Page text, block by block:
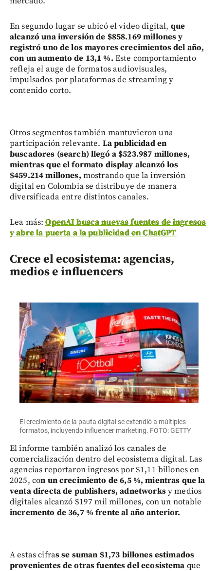
En segundo lugar se ubicó el video digital, que
alcanzó una inversión de $858.169 millones y
registró uno de los mayores crecimientos del año,
con un aumento de 13,1 %. Este comportamiento
refleja el auge de formatos audiovisuales,
impulsados por plataformas de streaming y
contenido corto.
Otros segmentos también mantuvieron una
participación relevante. La publicidad en
buscadores (search) llegó a $523.987 millones,
mientras que el formato display alcanzó los
$459.214 millones, mostrando que la inversión
digital en Colombia se distribuye de manera
diversificada entre distintos canales.
Lea más:OpenAI busca nuevas fuentes de ingresos
y abre la puerta a la publicidad en ChatGPT
Crece el ecosistema: agencias,
medios e influencers
El crecimiento de la pauta digital se extendió a múltiples
formatos, incluyendo influencer marketing. FOTO: GETTY
El informe también analizó los canales de
comercialización dentro del ecosistema digital. Las
agencias reportaron ingresos por $1,11 billones en
2025, con un crecimiento de 6,5 %, mientras que la
venta directa de publishers, adnetworksy medios
digitales alcanzó $197 mil millones, con un notable
incremento de 36,7 % frente al año anterior.
A estas cifras se suman $1,73 billones estimados
provenientes de otras fuentes del ecosistema que